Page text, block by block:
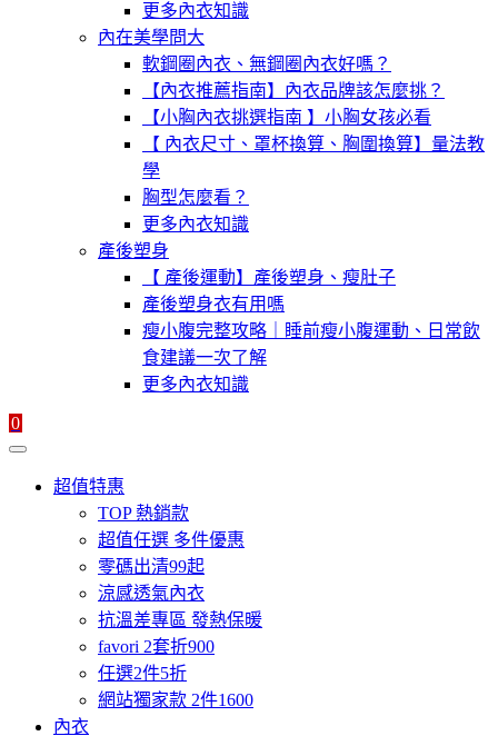
更多內衣知識
內在美學問大
軟鋼圈內衣、無鋼圈內衣好嗎？
【內衣推薦指南】內衣品牌該怎麼挑？
【小胸內衣挑選指南 】小胸女孩必看
【 內衣尺寸、罩杯換算、胸圍換算】量法教
學
胸型怎麼看？
更多內衣知識
產後塑身
【 產後運動】產後塑身、瘦肚子
產後塑身衣有用嗎
瘦小腹完整攻略｜睡前瘦小腹運動、日常飲
食建議一次了解
更多內衣知識
0
超值特惠
TOP 熱銷款
超值任選 多件優惠
零碼出清99起
涼感透氣內衣
抗溫差專區 發熱保暖
favori 2套折900
任選2件5折
網站獨家款 2件1600
內衣